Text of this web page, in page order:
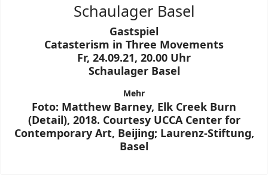
Schaulager Basel
Gastspiel
Catasterism in Three Movements
Fr, 24.09.21, 20.00 Uhr
Schaulager Basel
Mehr
Foto: Matthew Barney, Elk Creek Burn
(Detail), 2018. Courtesy UCCA Center for
Contemporary Art, Beijing; Laurenz-Stiftung,
Basel